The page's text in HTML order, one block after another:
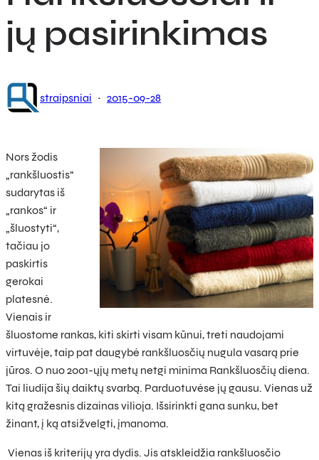
jų pasirinkimas
straipsniai · 2015-09-28
Nors žodis
„rankšluostis“
sudarytas iš
„rankos“ ir
„šluostyti“,
tačiau jo
paskirtis
gerokai
platesnė.
Vienais ir
šluostome rankas, kiti skirti visam kūnui, treti naudojami
virtuvėje, taip pat daugybė rankšluosčių nugula vasarą prie
jūros. O nuo 2001-ųjų metų netgi minima Rankšluosčių diena.
Tai liudija šių daiktų svarbą. Parduotuvėse jų gausu. Vienas už
kitą gražesnis dizainas vilioja. Išsirinkti gana sunku, bet
žinant, į ką atsižvelgti, įmanoma.
Vienas iš kriterijų yra dydis. Jis atskleidžia rankšluosčio